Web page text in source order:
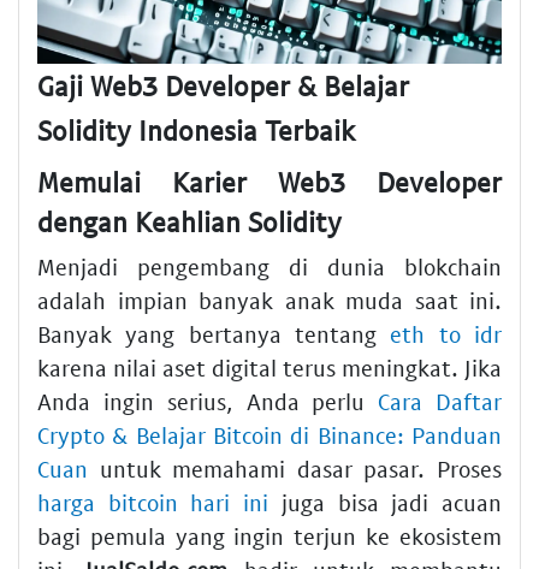
Gaji Web3 Developer & Belajar
Solidity Indonesia Terbaik
Memulai Karier Web3 Developer
dengan Keahlian Solidity
Menjadi pengembang di dunia blokchain
adalah impian banyak anak muda saat ini.
Banyak yang bertanya tentang eth to idr
karena nilai aset digital terus meningkat. Jika
Anda ingin serius, Anda perlu Cara Daftar
Crypto & Belajar Bitcoin di Binance: Panduan
Cuan untuk memahami dasar pasar. Proses
harga bitcoin hari ini juga bisa jadi acuan
bagi pemula yang ingin terjun ke ekosistem